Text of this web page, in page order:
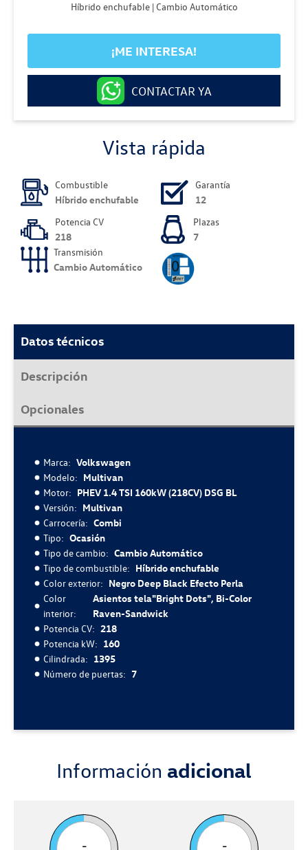
Híbrido enchufable | Cambio Automático
¡ME INTERESA!
CONTACTAR YA
Vista rápida
Combustible
Híbrido enchufable
Potencia CV
218
Transmisión
Cambio Automático
Garantía
12
Plazas
7
Datos técnicos
Descripción
Opcionales
Marca: Volkswagen
Modelo: Multivan
Motor: PHEV 1.4 TSI 160kW (218CV) DSG BL
Versión: Multivan
Carrocería: Combi
Tipo: Ocasión
Tipo de cambio: Cambio Automático
Tipo de combustible: Híbrido enchufable
Color exterior: Negro Deep Black Efecto Perla
Color
interior:
Asientos tela"Bright Dots", Bi-Color
Raven-Sandwick
Potencia CV: 218
Potencia kW: 160
Cilindrada: 1395
Número de puertas: 7
Información adicional
- -